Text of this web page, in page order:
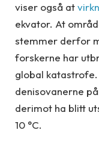
viser også at
ekvator. At
stemmer derfor
forskerne har
global
denisovanerne
derimot ha blitt
10 °C.